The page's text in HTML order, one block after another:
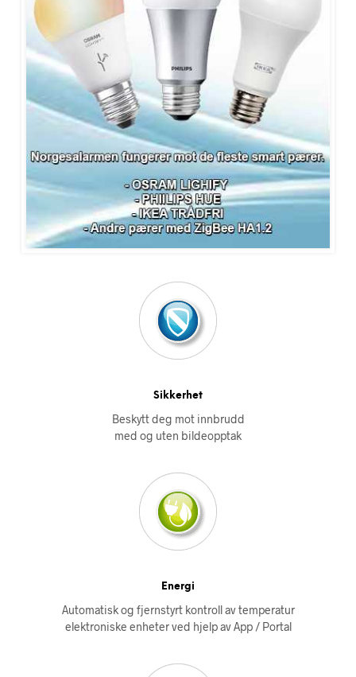
Sikkerhet
Beskytt deg mot innbrudd
med og uten bildeopptak
Energi
Automatisk og fjernstyrt kontroll av temperatur
elektroniske enheter ved hjelp av App / Portal